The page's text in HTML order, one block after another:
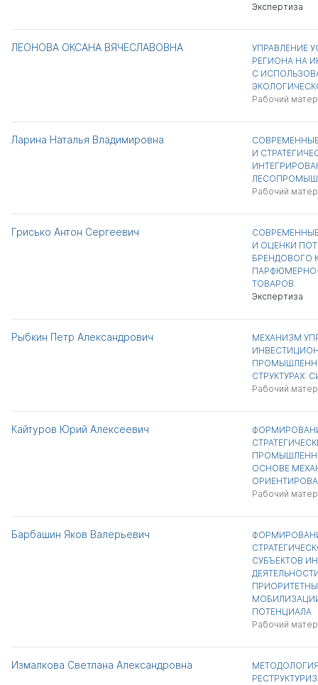
Экспертиза
ЛЕОНОВА ОКСАНА ВЯЧЕСЛАВОВНА
УПРАВЛЕНИЕ
РЕГИОНА НА
С
Рабочий
Ларина Наталья Владимировна
И
Рабочий
Грисько Антон Сергеевич
И ОЦЕНКИ
БРЕНДОВОГО
ТОВАРОВ
Экспертиза
Рыбкин Петр Александрович
МЕХАНИЗМ
СТРУКТУРАХ:
Рабочий
Кайтуров Юрий Алексеевич
ОСНОВЕ
Рабочий
Барбашин Яков Валерьевич
СУБЪЕКТОВ
ПОТЕНЦИАЛА
Рабочий
Измалкова Светлана Александровна